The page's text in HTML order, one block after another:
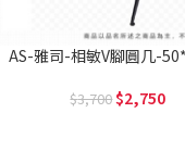
AS-雅司-相敏V腳圓几-
3,700 2,750